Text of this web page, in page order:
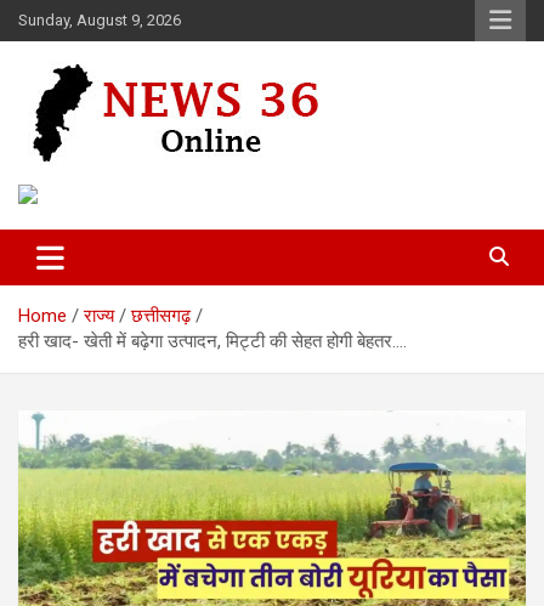
Skip
to
Sunday, August 9, 2026
News 36
Home राज्य
छत्तीसगढ़
हरी खाद- खेती में बढ़ेगा उत्पादन, मिट्टी की सेहत होगी बेहतर….